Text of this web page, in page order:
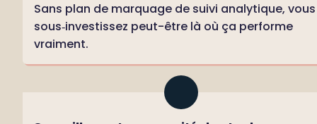
Sans plan de marquage de suivi analytique, vous
sous‑investissez peut-être là où ça performe
vraiment.